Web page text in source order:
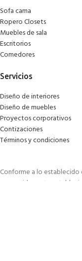
Sofa cama
Ropero Closets
Muebles de sala
Escritorios
Comedores
Servicios
Diseño de interiores
Diseño de muebles
Proyectos corporativos
Contizaciones
Términos y condiciones
Conforme a lo
consumidor, este